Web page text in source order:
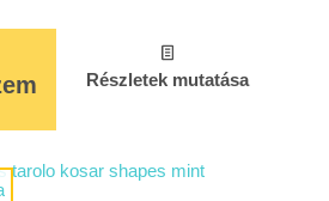
Részletek mutatása